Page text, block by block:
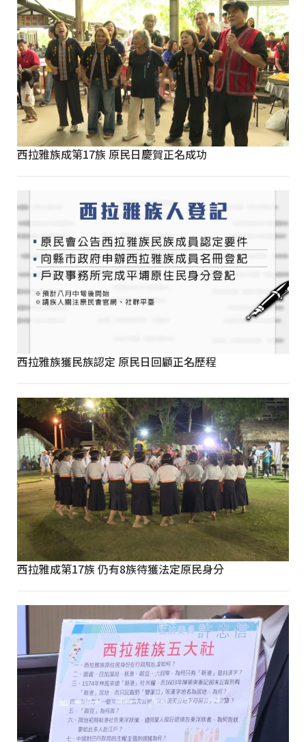
西拉雅族成第17族 原民日慶賀正名成功
西拉雅族獲民族認定 原民日回顧正名歷程
西拉雅成第17族 仍有8族待獲法定原民身分